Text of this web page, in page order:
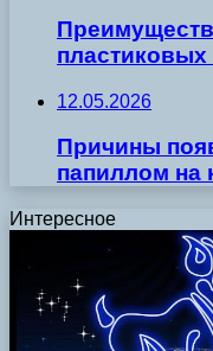
12.05.2026
Причины
папиллом на
Интересное